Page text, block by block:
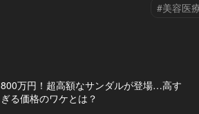
#美容医
800万円！超高額なサンダルが登場…高す
ぎる価格のワケとは？